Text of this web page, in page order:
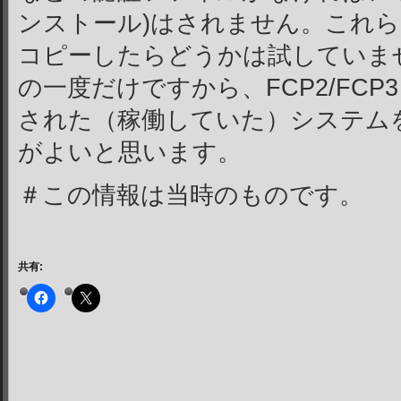
ンストール)はされません。これ
コピーしたらどうかは試してい
の一度だけですから、FCP2/
された（稼働していた）システ
がよいと思います。
＃この情報は当時のものです。
共有: